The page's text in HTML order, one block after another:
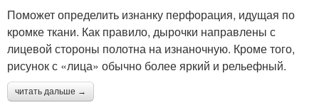
Поможет определить изнанку перфорация, идущая по
кромке ткани. Как правило, дырочки направлены с
лицевой стороны полотна на изнаночную. Кроме того,
рисунок с «лица» обычно более яркий и рельефный.
читать дальше →